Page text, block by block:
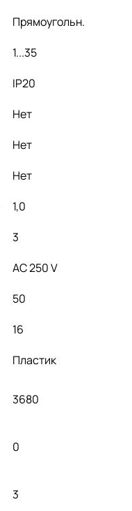
Прямоугольн.
1...35
IP20
Нет
Нет
Нет
1,0
3
AC 250 V
50
16
Пластик
3680
0
3